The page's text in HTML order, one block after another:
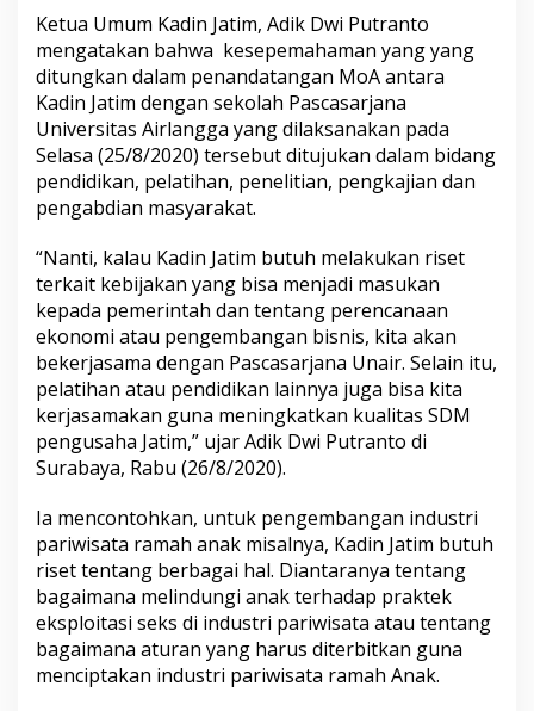
j
a
s
a
m
a
d
e
n
g
a
n
P
a
s
a
s
a
r
a
a
U
n
a
i
r
Ketua Umum Kadin Jatim, Adik Dwi Putranto
mengatakan bahwa kesepemahaman yang yang
ditungkan dalam penandatangan MoA antara
Kadin Jatim dengan sekolah Pascasarjana
Universitas Airlangga yang dilaksanakan pada
Selasa (25/8/2020) tersebut ditujukan dalam bidang
pendidikan, pelatihan, penelitian, pengkajian dan
pengabdian masyarakat.
“Nanti, kalau Kadin Jatim butuh melakukan riset
terkait kebijakan yang bisa menjadi masukan
kepada pemerintah dan tentang perencanaan
ekonomi atau pengembangan bisnis, kita akan
bekerjasama dengan Pascasarjana Unair. Selain itu,
pelatihan atau pendidikan lainnya juga bisa kita
kerjasamakan guna meningkatkan kualitas SDM
pengusaha Jatim,” ujar Adik Dwi Putranto di
Surabaya, Rabu (26/8/2020).
Ia mencontohkan, untuk pengembangan industri
pariwisata ramah anak misalnya, Kadin Jatim butuh
riset tentang berbagai hal. Diantaranya tentang
bagaimana melindungi anak terhadap praktek
eksploitasi seks di industri pariwisata atau tentang
bagaimana aturan yang harus diterbitkan guna
menciptakan industri pariwisata ramah Anak.